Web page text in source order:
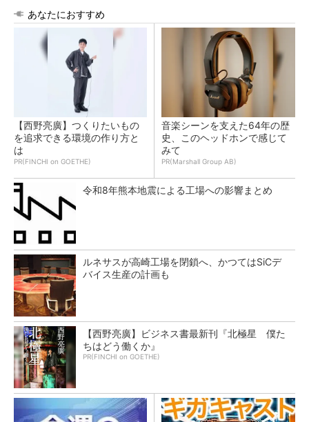
あなたにおすすめ
【西野亮廣】つくりたいもの
を追求できる環境の作り方と
は
PR(FINCHI on GOETHE)
音楽シーンを支えた64年の歴
史、このヘッドホンで感じて
みて
PR(Marshall Group AB)
令和8年熊本地震による工場への影響まとめ
ルネサスが高崎工場を閉鎖へ、かつてはSiCデ
バイス生産の計画も
【西野亮廣】ビジネス書最新刊『北極星 僕た
ちはどう働くか』
PR(FINCHI on GOETHE)